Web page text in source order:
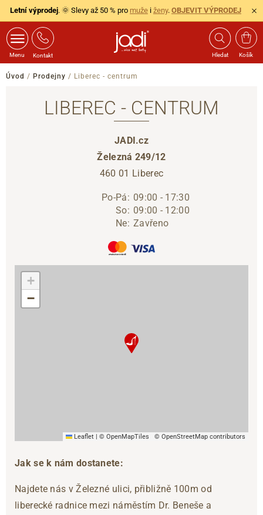
Letní výprodej. 🌞 Slevy až 50 % pro muže i ženy. OBJEVIT VÝPRODEJ
Menu Kontakt Hledat Košík
Úvod / Prodejny / Liberec - centrum
LIBEREC - CENTRUM
JADI.cz
Železná 249/12
460 01 Liberec
Po-Pá: 09:00 - 17:30
So: 09:00 - 12:00
Ne: Zavřeno
+
−
Leaflet | © OpenMapTiles © OpenStreetMap contributors
Jak se k nám dostanete:
Najdete nás v Železné ulici, přibližně 100m od
liberecké radnice mezi náměstím Dr. Beneše a